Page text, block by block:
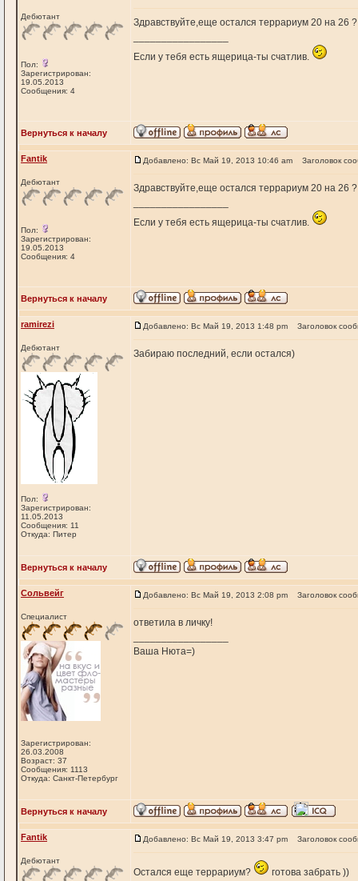
Дебютант
Пол:
Зарегистрирован:
19.05.2013
Сообщения: 4
Здравствуйте,еще остался террариум 20 на 26
Если у тебя есть ящерица-ты счатлив.
Вернуться к началу
Fantik
Дебютант
Пол:
Зарегистрирован:
19.05.2013
Сообщения: 4
Добавлено: Вс Май 19, 2013 10:46 am Заголовок
Здравствуйте,еще остался террариум 20 на 26
Если у тебя есть ящерица-ты счатлив.
Вернуться к началу
ramirezi
Дебютант
Пол:
Зарегистрирован:
11.05.2013
Сообщения: 11
Откуда: Питер
Добавлено: Вс Май 19, 2013 1:48 pm Заголовок
Забираю последний, если остался)
Вернуться к началу
Сольвейг
Специалист
Зарегистрирован:
26.03.2008
Возраст: 37
Сообщения: 1113
Откуда: Санкт-Петербург
Добавлено: Вс Май 19, 2013 2:08 pm Заголовок
ответила в личку!
Ваша Нюта=)
Вернуться к началу
Fantik
Дебютант
Добавлено: Вс Май 19, 2013 3:47 pm Заголовок
Остался еще террариум?
готова забрать ))